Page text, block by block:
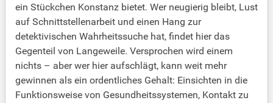
ein Stückchen Konstanz bietet. Wer neugierig bleibt, Lust
auf Schnittstellenarbeit und einen Hang zur
detektivischen Wahrheitssuche hat, findet hier das
Gegenteil von Langeweile. Versprochen wird einem
nichts – aber wer hier aufschlägt, kann weit mehr
gewinnen als ein ordentliches Gehalt: Einsichten in die
Funktionsweise von Gesundheitssystemen, Kontakt zu